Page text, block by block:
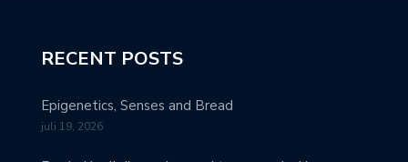
RECENT POSTS
Epigenetics, Senses and Bread
juli 19, 2026